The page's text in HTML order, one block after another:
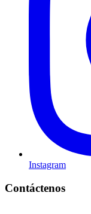
Instagram
Contáctenos